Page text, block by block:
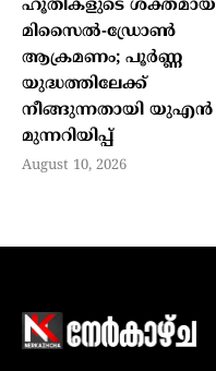
ഹൂതികളുടെ ശക്തമായ
മിസൈൽ-ഡ്രോൺ
ആക്രമണം; പൂർണ്ണ
യുദ്ധത്തിലേക്ക്
നീങ്ങുന്നതായി യുഎൻ
മുന്നറിയിപ്പ്
August 10, 2026